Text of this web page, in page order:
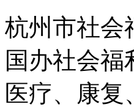
杭州市社会
国办社会
医疗、康